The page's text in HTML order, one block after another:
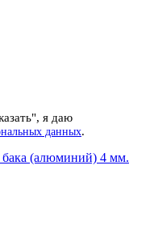
я даю
данных.
бака (алюминий) 4 мм.